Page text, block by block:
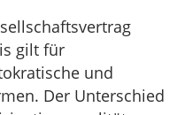
gilt für
und
Der Unterschied